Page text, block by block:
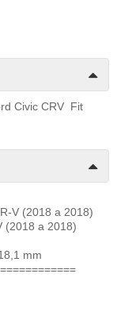
Civic CRV Fit
V (2018 a 2018)
(2018 a 2018)
mm